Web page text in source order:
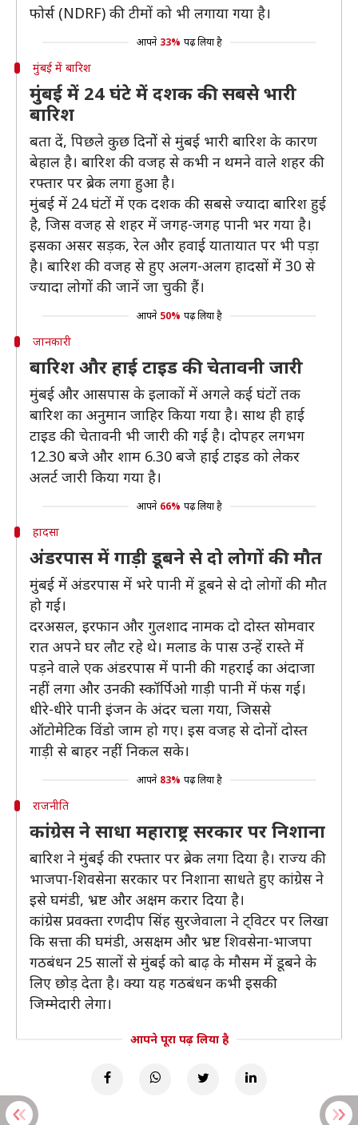
फोर्स (NDRF) की टीमों को भी लगाया गया है।
आपने 33% पढ़ लिया है
मुंबई में बारिश
मुंबई में 24 घंटे में दशक की सबसे भारी
बारिश
बता दें, पिछले कुछ दिनोें से मुंबई भारी बारिश के कारण
बेहाल है। बारिश की वजह से कभी न थमने वाले शहर की
रफ्तार पर ब्रेक लगा हुआ है।
मुंबई में 24 घंटों में एक दशक की सबसे ज्यादा बारिश हुई
है, जिस वजह से शहर में जगह-जगह पानी भर गया है।
इसका असर सड़क, रेल और हवाई यातायात पर भी पड़ा
है। बारिश की वजह से हुए अलग-अलग हादसों में 30 से
ज्यादा लोगों की जानें जा चुकी हैं।
आपने 50% पढ़ लिया है
जानकारी
बारिश और हाई टाइड की चेतावनी जारी
मुंबई और आसपास के इलाकों में अगले कई घंटों तक
बारिश का अनुमान जाहिर किया गया है। साथ ही हाई
टाइड की चेतावनी भी जारी की गई है। दोपहर लगभग
12.30 बजे और शाम 6.30 बजे हाई टाइड को लेकर
अलर्ट जारी किया गया है।
आपने 66% पढ़ लिया है
हादसा
अंडरपास में गाड़ी डूबने से दो लोगों की मौत
मुंबई में अंडरपास में भरे पानी में डूबने से दो लोगों की मौत
हो गई।
दरअसल, इरफान और गुलशाद नामक दो दोस्त सोमवार
रात अपने घर लौट रहे थे। मलाड के पास उन्हें रास्ते में
पड़ने वाले एक अंडरपास में पानी की गहराई का अंदाजा
नहीं लगा और उनकी स्कॉर्पिओ गाड़ी पानी में फंस गई।
धीरे-धीरे पानी इंजन के अंदर चला गया, जिससे
ऑटोमेटिक विंडो जाम हो गए। इस वजह से दोनों दोस्त
गाड़ी से बाहर नहीं निकल सके।
आपने 83% पढ़ लिया है
राजनीति
कांग्रेस ने साधा महाराष्ट्र सरकार पर निशाना
बारिश ने मुंबई की रफ्तार पर ब्रेक लगा दिया है। राज्य की
भाजपा-शिवसेना सरकार पर निशाना साधते हुए कांग्रेस ने
इसे घमंडी, भ्रष्ट और अक्षम करार दिया है।
कांग्रेस प्रवक्ता रणदीप सिंह सुरजेवाला ने ट्विटर पर लिखा
कि सत्ता की घमंडी, असक्षम और भ्रष्ट शिवसेना-भाजपा
गठबंधन 25 सालों से मुंबई को बाढ़ के मौसम में डूबने के
लिए छोड़ देता है। क्या यह गठबंधन कभी इसकी
जिम्मेदारी लेगा।
आपने पूरा पढ़ लिया है